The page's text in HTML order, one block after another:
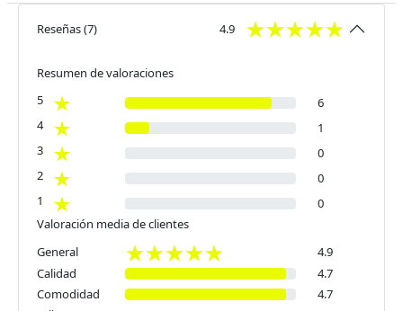
Reseñas(7) 4.9
Resumen de valoraciones
5
6
4
1
3
0
2
0
1
0
Valoración media de clientes
General
4.9
Calidad
4.7
Comodidad
4.7